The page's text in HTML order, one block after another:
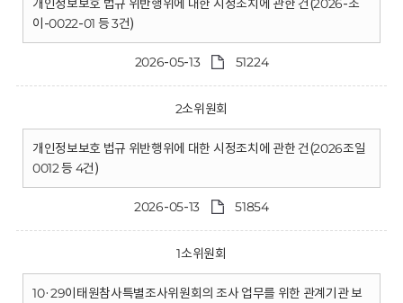
개인정보보호 법규 위반행위에 대한 시정조치에 관한 건(2026-조
이-0022-01 등 3건)
2026-05-13 51224
2소위원회
개인정보보호 법규 위반행위에 대한 시정조치에 관한 건(2026조일
0012 등 4건)
2026-05-13 51854
1소위원회
10·29이태원참사특별조사위원회의 조사 업무를 위한 관계기관 보